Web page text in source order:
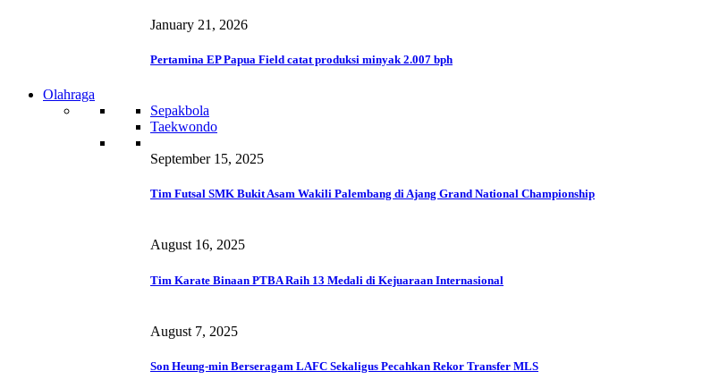
January 21, 2026
Pertamina EP Papua Field catat produksi minyak 2.007 bph
Olahraga
Sepakbola
Taekwondo
September 15, 2025
Tim Futsal SMK Bukit Asam Wakili Palembang di Ajang Grand National Championship
August 16, 2025
Tim Karate Binaan PTBA Raih 13 Medali di Kejuaraan Internasional
August 7, 2025
Son Heung-min Berseragam LAFC Sekaligus Pecahkan Rekor Transfer MLS